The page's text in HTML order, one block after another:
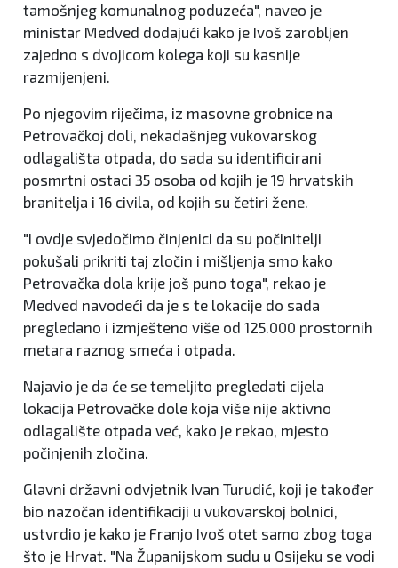
tamošnjeg komunalnog poduzeća", naveo je
ministar Medved dodajući kako je Ivoš zarobljen
zajedno s dvojicom kolega koji su kasnije
razmijenjeni.
Po njegovim riječima, iz masovne grobnice na
Petrovačkoj doli, nekadašnjeg vukovarskog
odlagališta otpada, do sada su identificirani
posmrtni ostaci 35 osoba od kojih je 19 hrvatskih
branitelja i 16 civila, od kojih su četiri žene.
"I ovdje svjedočimo činjenici da su počinitelji
pokušali prikriti taj zločin i mišljenja smo kako
Petrovačka dola krije još puno toga", rekao je
Medved navodeći da je s te lokacije do sada
pregledano i izmješteno više od 125.000 prostornih
metara raznog smeća i otpada.
Najavio je da će se temeljito pregledati cijela
lokacija Petrovačke dole koja više nije aktivno
odlagalište otpada već, kako je rekao, mjesto
počinjenih zločina.
Glavni državni odvjetnik Ivan Turudić, koji je također
bio nazočan identifikaciji u vukovarskoj bolnici,
ustvrdio je kako je Franjo Ivoš otet samo zbog toga
što je Hrvat. "Na Županijskom sudu u Osijeku se vodi